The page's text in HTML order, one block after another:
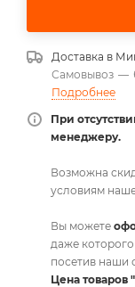
Доставка в
Самовывоз —
Подробнее
При
менеджеру.
Возможна
условиям
Вы можете
даже которого
посетив наши
Цена товаров